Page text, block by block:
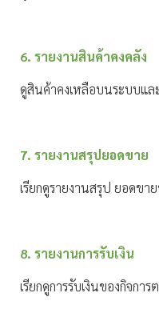
6. รายงานสินค้าคงคลัง
ดูสินค้าคงเหลือบนระบบแล
7. รายงานสรุปยอดขาย
เรียกดูรายงานสรุป ยอดขา
8. รายงานการรับเงิน
เรียกดูการรับเงินของกิจกา